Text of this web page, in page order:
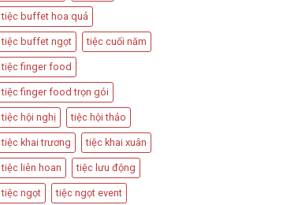
Kiện
Quan
tiệc buffet hoa quả
tiệc buffet ngọt tiệc cuối năm
tiệc finger food
tiệc finger food trọn gói
tiệc hội nghị tiệc hội thảo
tiệc khai trương tiệc khai xuân
tiệc liên hoan tiệc lưu động
tiệc ngọt tiệc ngọt event